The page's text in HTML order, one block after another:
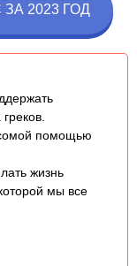
2023 ГОД
помощью
жизнь
мы все